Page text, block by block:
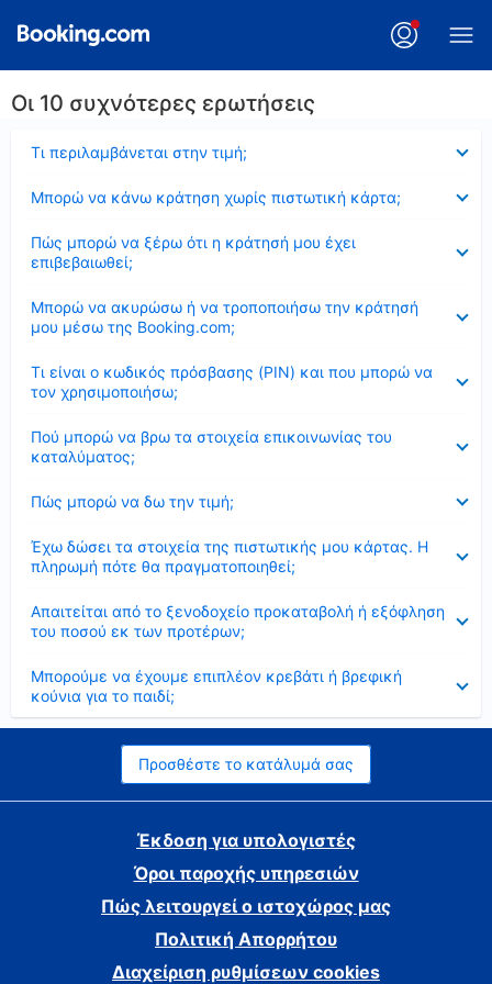
Οι 10 συχνότερες ερωτήσεις
Τι περιλαμβάνεται στην τιμή;
Μπορώ να κάνω κράτηση χωρίς πιστωτική κάρτα;
Πώς μπορώ να ξέρω ότι η κράτησή μου έχει
επιβεβαιωθεί;
Μπορώ να ακυρώσω ή να τροποποιήσω την κράτησή
μου μέσω της Booking.com;
Τι είναι ο κωδικός πρόσβασης (PIN) και που μπορώ να
τον χρησιμοποιήσω;
Πού μπορώ να βρω τα στοιχεία επικοινωνίας του
καταλύματος;
Πώς μπορώ να δω την τιμή;
Έχω δώσει τα στοιχεία της πιστωτικής μου κάρτας. Η
πληρωμή πότε θα πραγματοποιηθεί;
Απαιτείται από το ξενοδοχείο προκαταβολή ή εξόφληση
του ποσού εκ των προτέρων;
Μπορούμε να έχουμε επιπλέον κρεβάτι ή βρεφική
κούνια για το παιδί;
Προσθέστε το κατάλυμά σας
Έκδοση για υπολογιστές
Όροι παροχής υπηρεσιών
Πώς λειτουργεί ο ιστοχώρος μας
Πολιτική Απορρήτου
Διαχείριση ρυθμίσεων cookies